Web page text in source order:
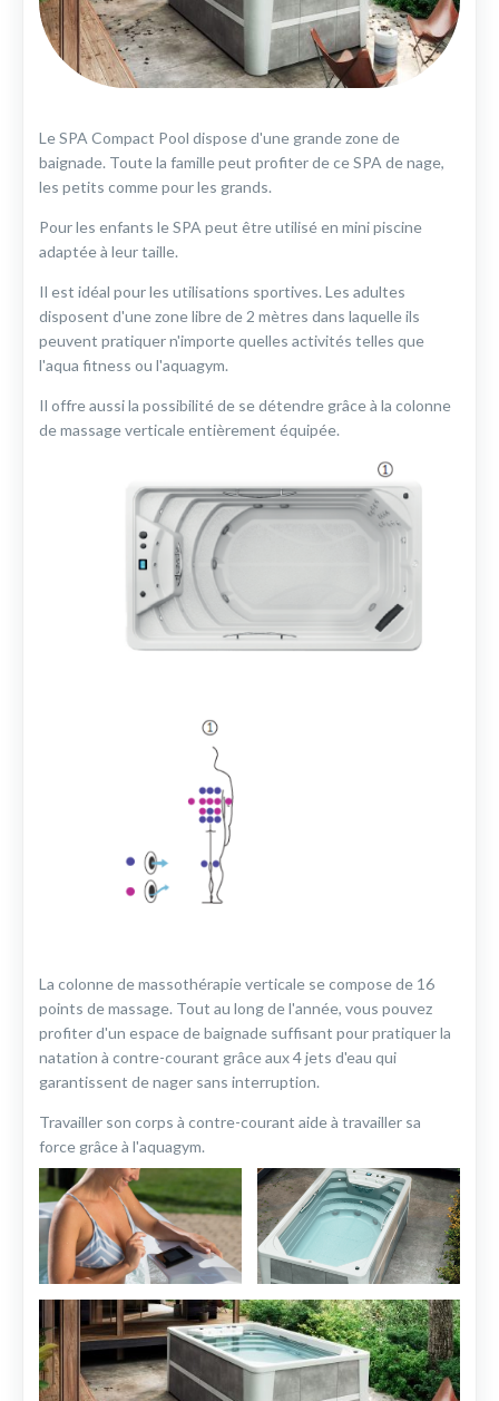
Le SPA Compact Pool dispose d'une grande zone de
baignade. Toute la famille peut profiter de ce SPA de nage,
les petits comme pour les grands.
Pour les enfants le SPA peut être utilisé en mini piscine
adaptée à leur taille.
Il est idéal pour les utilisations sportives. Les adultes
disposent d'une zone libre de 2 mètres dans laquelle ils
peuvent pratiquer n'importe quelles activités telles que
l'aqua fitness ou l'aquagym.
Il offre aussi la possibilité de se détendre grâce à la colonne
de massage verticale entièrement équipée.
La colonne de massothérapie verticale se compose de 16
points de massage. Tout au long de l'année, vous pouvez
profiter d'un espace de baignade suffisant pour pratiquer la
natation à contre-courant grâce aux 4 jets d'eau qui
garantissent de nager sans interruption.
Travailler son corps à contre-courant aide à travailler sa
force grâce à l'aquagym.